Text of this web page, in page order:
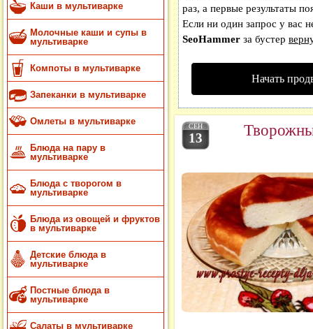
Каши в мультиварке
Молочные каши и супы в
мультиварке
Компоты в мультиварке
Запеканки в мультиварке
Омлеты в мультиварке
Блюда на пару в
мультиварке
Блюда с творогом в
мультиварке
Блюда из овощей и фруктов
в мультиварке
Детские блюда в
мультиварке
Постные блюда в
мультиварке
Салаты в мультиварке
раз, а первые результаты
Если ни один запрос у вас
SeoHammer за бустер
Начать
СЕН
13